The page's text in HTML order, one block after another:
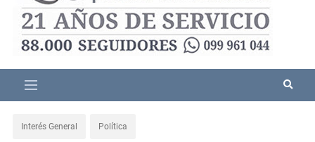
Interés General Política